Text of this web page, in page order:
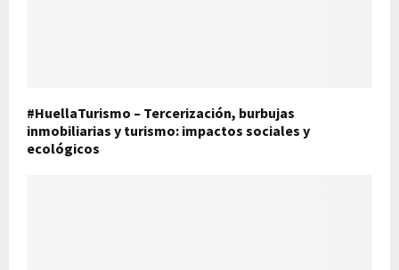
#HuellaTurismo – Tercerización, burbujas
inmobiliarias y turismo: impactos sociales y
ecológicos